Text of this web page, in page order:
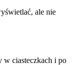
ale nie
w ciasteczkach i po